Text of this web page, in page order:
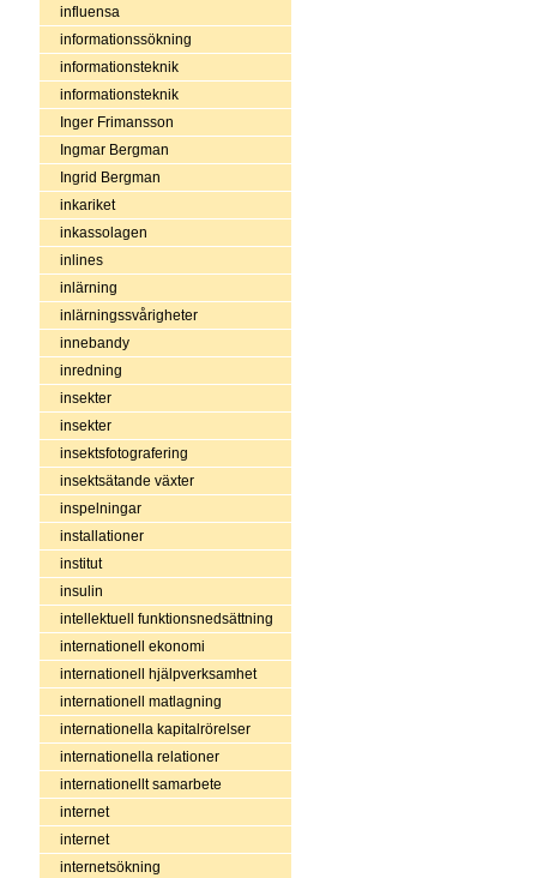
influensa
informationssökning
informationsteknik
informationsteknik
Inger Frimansson
Ingmar Bergman
Ingrid Bergman
inkariket
inkassolagen
inlines
inlärning
inlärningssvårigheter
innebandy
inredning
insekter
insekter
insektsfotografering
insektsätande växter
inspelningar
installationer
institut
insulin
intellektuell funktionsnedsättning
internationell ekonomi
internationell hjälpverksamhet
internationell matlagning
internationella kapitalrörelser
internationella relationer
internationellt samarbete
internet
internet
internetsökning